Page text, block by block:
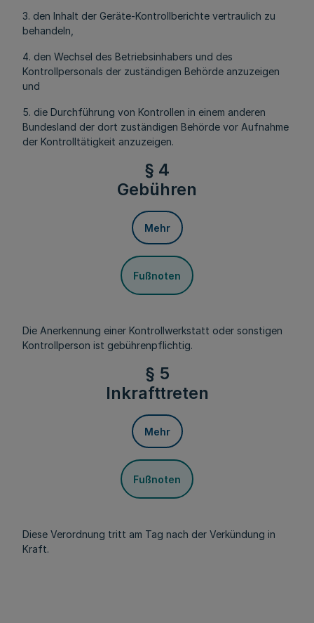
3. den Inhalt der Geräte-Kontrollberichte vertraulich zu
behandeln,
4. den Wechsel des Betriebsinhabers und des
Kontrollpersonals der zuständigen Behörde anzuzeigen
und
5. die Durchführung von Kontrollen in einem anderen
Bundesland der dort zuständigen Behörde vor Aufnahme
der Kontrolltätigkeit anzuzeigen.
§ 4
Gebühren
Mehr
Fußnoten
Die Anerkennung einer Kontrollwerkstatt oder sonstigen
Kontrollperson ist gebührenpflichtig.
§ 5
Inkrafttreten
Mehr
Fußnoten
Diese Verordnung tritt am Tag nach der Verkündung in
Kraft.